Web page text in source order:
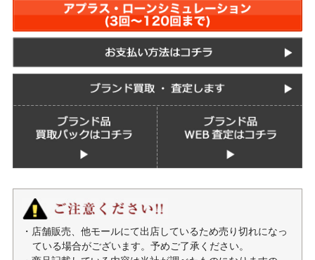
・店舗販売、他モールにて出店しているため売り切れになっ
ている場合がございます。予めご了承ください。